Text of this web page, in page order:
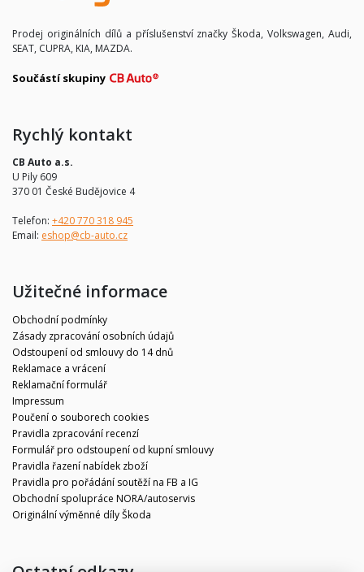
Prodej originálních dílů a příslušenství značky Škoda, Volkswagen, Audi,
SEAT, CUPRA, KIA, MAZDA.
Součástí skupiny
Rychlý kontakt
CB Auto a.s.
U Pily 609
370 01 České Budějovice 4
Telefon: +420 770 318 945
Email: eshop@cb-auto.cz
Užitečné informace
Obchodní podmínky
Zásady zpracování osobních údajů
Odstoupení od smlouvy do 14 dnů
Reklamace a vrácení
Reklamační formulář
Impressum
Poučení o souborech cookies
Pravidla zpracování recenzí
Formulář pro odstoupení od kupní smlouvy
Pravidla řazení nabídek zboží
Pravidla pro pořádání soutěží na FB a IG
Obchodní spolupráce NORA/autoservis
Originální výměnné díly Škoda